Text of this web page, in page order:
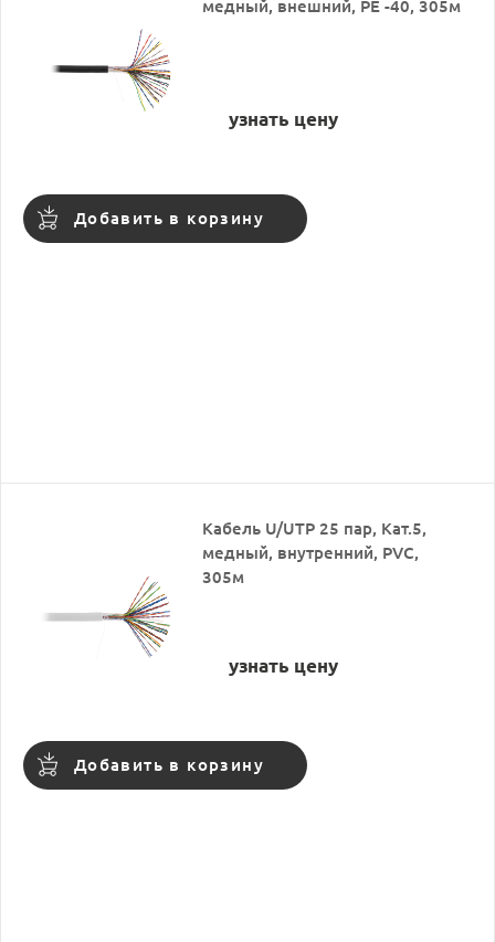
медный, внешний, PE -40, 305м
узнать цену
Добавить в корзину
Кабель U/UTP 25 пар, Кат.5,
медный, внутренний, PVC,
305м
узнать цену
Добавить в корзину